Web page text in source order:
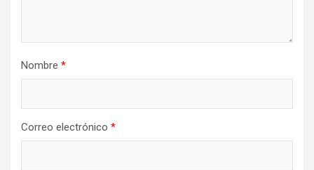
Nombre *
Correo electrónico *